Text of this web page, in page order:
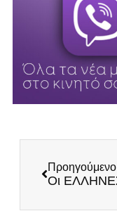
Προηγούμενο